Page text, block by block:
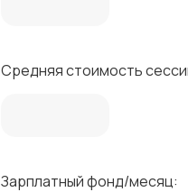
Средняя стоимость
Зарплатный фонд/месяц: